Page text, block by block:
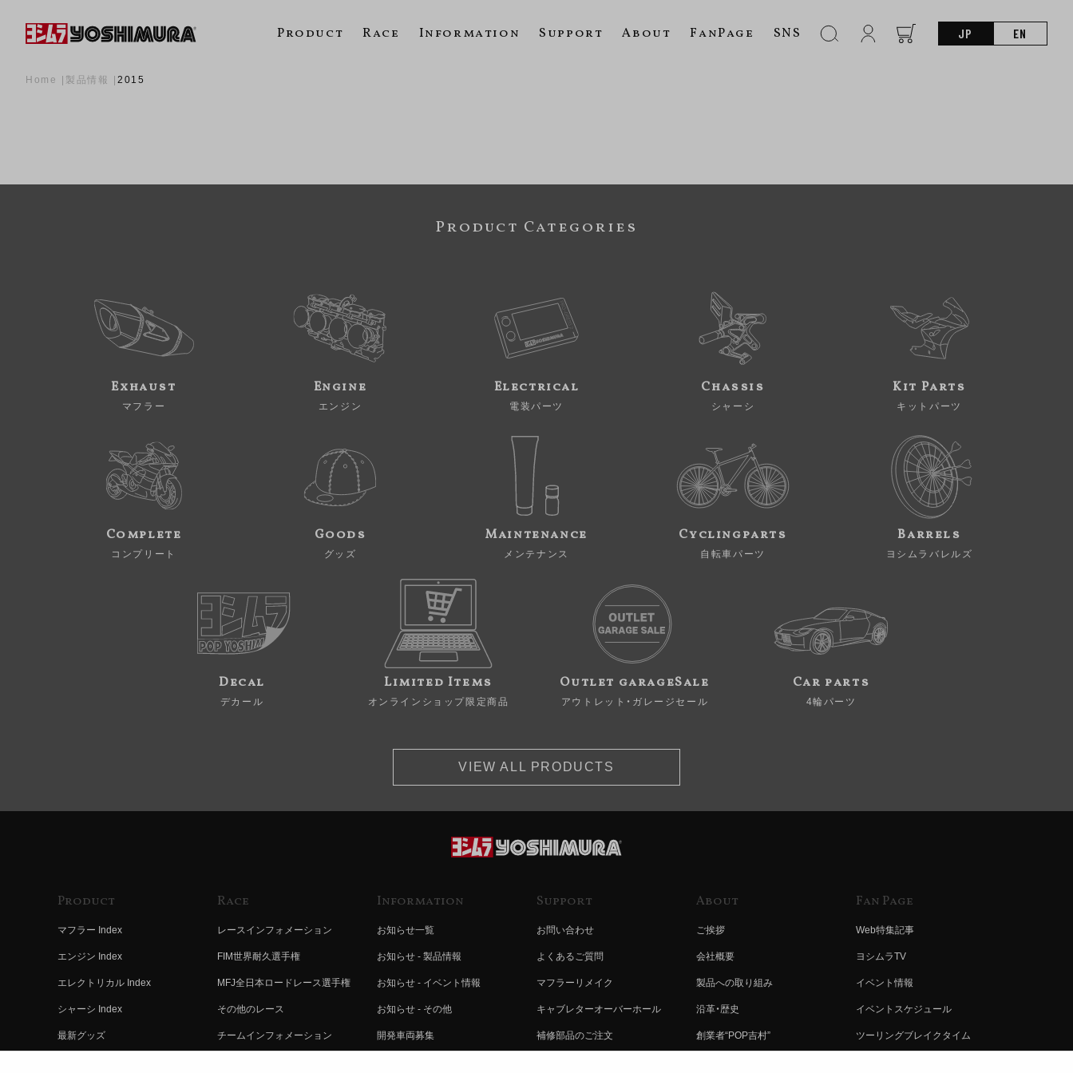
Product Race Information Support About FanPage SNS JP EN
Home 製品情報 2015
Product Categories
Exhaust
マフラー
Engine
エンジン
Electrical
電装パーツ
Chassis
シャーシ
Kit Parts
キットパーツ
Complete
コンプリート
Goods
グッズ
Maintenance
メンテナンス
Cyclingparts
自転車パーツ
Barrels
ヨシムラバレルズ
Decal
デカール
Limited Items
オンラインショップ限定商品
Outlet garageSale
アウトレット・ガレージセール
Car parts
4輪パーツ
VIEW ALL PRODUCTS
Product
マフラー Index
エンジン Index
エレクトリカル Index
シャーシ Index
最新グッズ
Race
レースインフォメーション
FIM世界耐久選手権
MFJ全日本ロードレース選手権
その他のレース
チームインフォメーション
Information
お知らせ一覧
お知らせ - 製品情報
お知らせ - イベント情報
お知らせ - その他
開発車両募集
Support
お問い合わせ
よくあるご質問
マフラーリメイク
キャブレターオーバーホール
補修部品のご注文
About
ご挨拶
会社概要
製品への取り組み
沿革・歴史
創業者“POP吉村”
Fan Page
Web特集記事
ヨシムラTV
イベント情報
イベントスケジュール
ツーリングブレイクタイム